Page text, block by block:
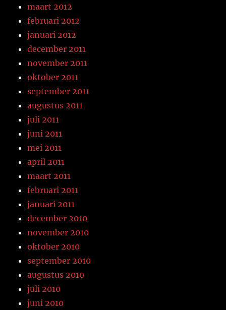
maart 2012
februari 2012
januari 2012
december 2011
november 2011
oktober 2011
september 2011
augustus 2011
juli 2011
juni 2011
mei 2011
april 2011
maart 2011
februari 2011
januari 2011
december 2010
november 2010
oktober 2010
september 2010
augustus 2010
juli 2010
juni 2010